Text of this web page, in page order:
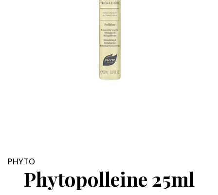
PHYTO
Phytopolleine 25ml